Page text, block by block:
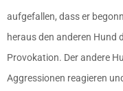
aufgefallen, dass er
heraus den anderen Hund
Provokation. Der andere
Aggressionen reagieren